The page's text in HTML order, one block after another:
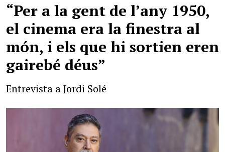
“Per a la gent de l’any 1950,
el cinema era la finestra al
món, i els que hi sortien eren
gairebé déus”
Entrevista a Jordi Solé